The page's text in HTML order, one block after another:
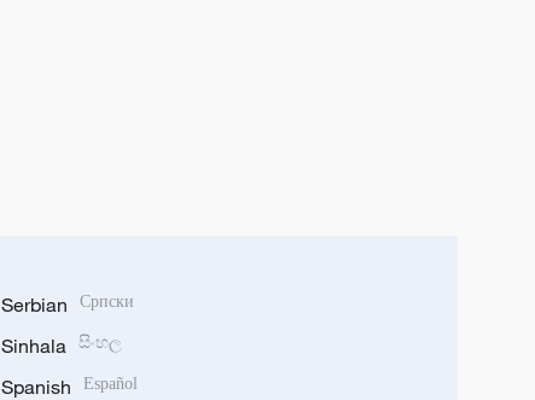
Serbian Српски
Sinhala සිංහල
Spanish Español